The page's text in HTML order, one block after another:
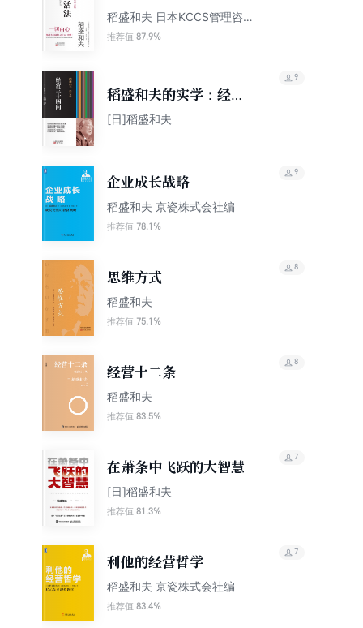
稻盛和夫 日本KCCS管理咨
询株式会社
推荐值 87.9%
稻盛和夫的实学：经营
三十四问
[日]稻盛和夫
9
企业成长战略
稻盛和夫 京瓷株式会社编
推荐值 78.1%
9
思维方式
稻盛和夫
推荐值 75.1%
8
经营十二条
稻盛和夫
推荐值 83.5%
8
在萧条中飞跃的大智慧
[日]稻盛和夫
推荐值 81.3%
7
利他的经营哲学
稻盛和夫 京瓷株式会社编
推荐值 83.4%
7